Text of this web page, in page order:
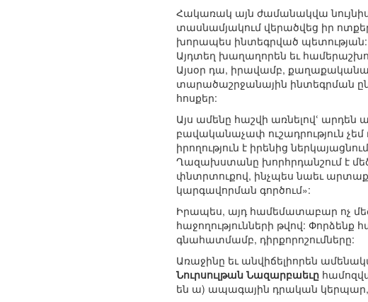
Հակառակ այն ժամանակվա
տասնամյակում վերածվեց իր
խորապես ինտեգրված պետության:
Այդտեղ խաղաղորեն եւ
Այսօր դա, իրավամբ,
տարածաշրջանային ինտեգրման
հոսքեր:
Այս ամենը հաշվի առնելովՙ արդեն
բավականաչափ ուշադրություն
իրողություն է իրենից
Ղազախստանը խորհրդանշում է
փնտրտուքով, ինչպես նաեւ
կարգավորման գործում»:
Իրապես, այդ համեմատաբար ոչ
հաջողությունների թվով:
գնահատմամբ, դիրքորոշումները:
Առաջինը եւ անվիճելիորեն
Նուրսուլթան Նազարբաեւը
են ա) ապագային դրական